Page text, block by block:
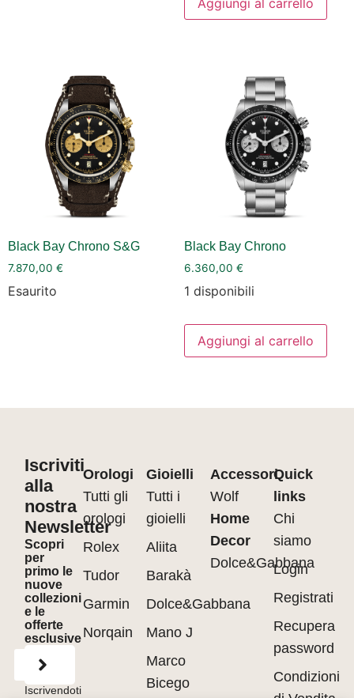
Black Bay Chrono S&G
7.870,00 €
Esaurito
Black Bay Chrono
6.360,00 €
1 disponibili
Aggiungi al carrello
Iscriviti
alla
nostra
Newsletter
Scopri
per
primo le
nuove
collezioni
e le
offerte
esclusive
Iscrivendoti
Orologi
Tutti gli
orologi
Rolex
Tudor
Garmin
Norqain
Gioielli
Tutti i
gioielli
Aliita
Barakà
Dolce&Gabbana
Mano J
Marco
Bicego
Accessori
Wolf
Home
Decor
Dolce&Gabbana
Quick
links
Chi
siamo
Login
Registrati
Recupera
password
Condizioni